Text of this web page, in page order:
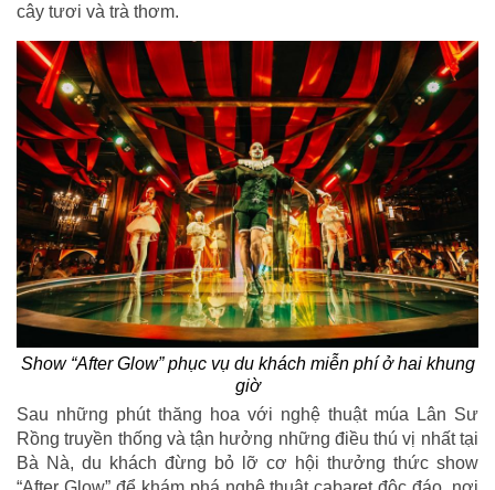
cây tươi và trà thơm.
Show “After Glow” phục vụ du khách miễn phí ở hai khung
giờ
Sau những phút thăng hoa với nghệ thuật múa Lân Sư
Rồng truyền thống và tận hưởng những điều thú vị nhất tại
Bà Nà, du khách đừng bỏ lỡ cơ hội thưởng thức show